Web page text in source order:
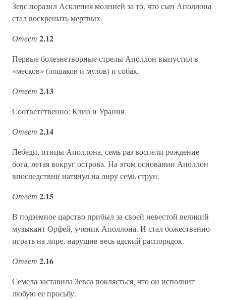
Зевс поразил Асклепия молнией за то, что сын Аполлона
стал воскрешать мертвых.
Ответ 2.12
Первые болезнетворные стрелы Аполлон выпустил в
«месков» (лошаков и мулов) и собак.
Ответ 2.13
Соответственно: Клио и Урания.
Ответ 2.14
Лебеди, птицы Аполлона, семь раз воспели рождение
бога, летая вокруг острова. На этом основании Аполлон
впоследствии натянул на лиру семь струн.
Ответ 2.15
В подземное царство прибыл за своей невестой великий
музыкант Орфей, ученик Аполлона. И стал божественно
играть на лире, нарушив весь адский распорядок.
Ответ 2.16
Семела заставила Зевса поклясться, что он исполнит
любую ее просьбу.